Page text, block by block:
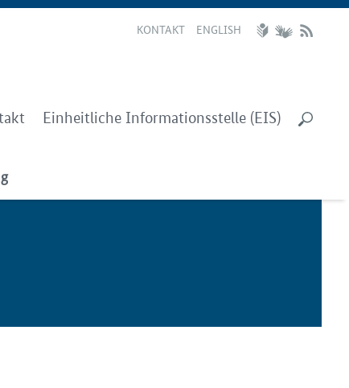
KONTAKT ENGLISH
Einheitliche Informationsstelle (EIS)